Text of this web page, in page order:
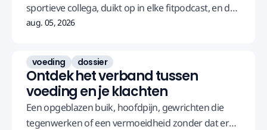
sportieve collega, duikt op in elke fitpodcast, en de
winnaar van de Tour de France, Tadej Pogacar, doet
Maar wat moet jij ermee?
aug. 05, 2026
voeding dossier
Ontdek het verband tussen
voeding en je klachten
Een opgeblazen buik, hoofdpijn, gewrichten die
tegenwerken of een vermoeidheid zonder dat er